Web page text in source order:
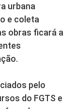
urbana
e coleta
obras ficará a
pelo
do FGTS e